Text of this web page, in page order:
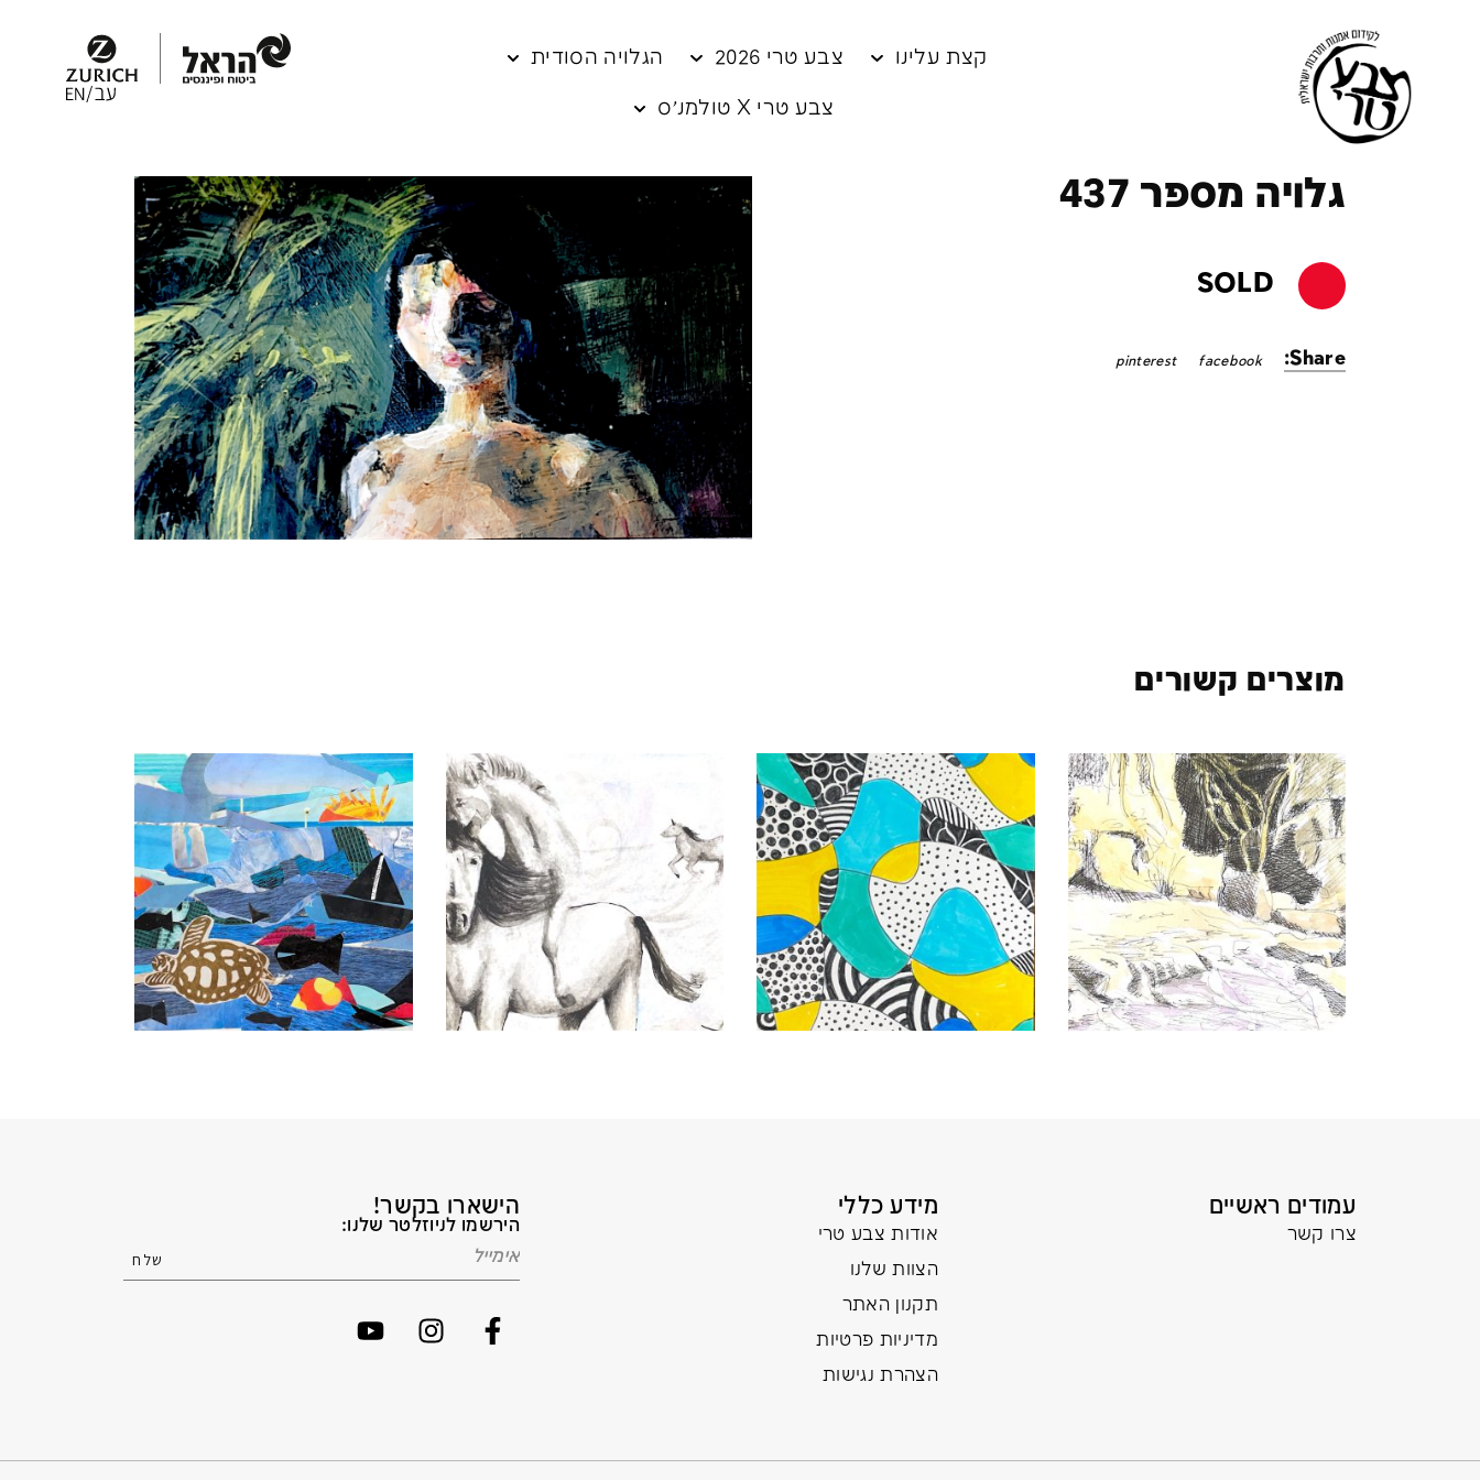
קצת עלינו צבע טרי 2026 הגלויה הסודית
צבע טרי X טולמנ׳ס
גלויה מספר 437
SOLD
Share:
facebook
pinterest
מוצרים קשורים
עמודים ראשיים
צרו קשר
מידע כללי
אודות צבע טרי
הצוות שלנו
תקנון האתר
מדיניות פרטיות
הצהרת נגישות
הישארו בקשר!
הירשמו לניוזלטר שלנו: